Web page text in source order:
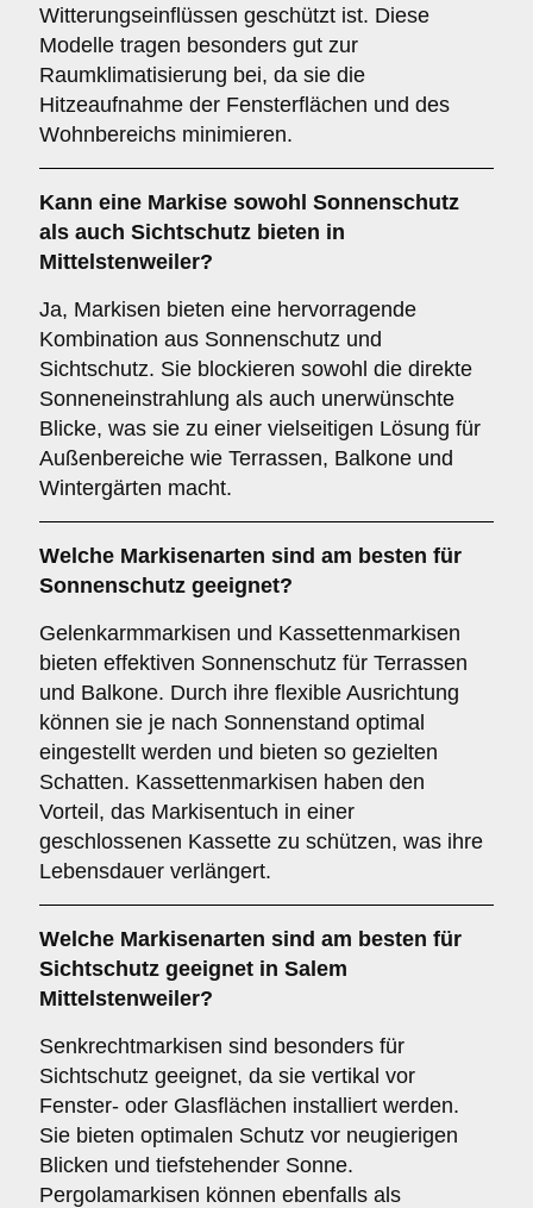
Witterungseinflüssen geschützt ist. Diese
Modelle tragen besonders gut zur
Raumklimatisierung bei, da sie die
Hitzeaufnahme der Fensterflächen und des
Wohnbereichs minimieren.
Kann eine Markise sowohl Sonnenschutz
als auch Sichtschutz bieten in
Mittelstenweiler?
Ja, Markisen bieten eine hervorragende
Kombination aus Sonnenschutz und
Sichtschutz. Sie blockieren sowohl die direkte
Sonneneinstrahlung als auch unerwünschte
Blicke, was sie zu einer vielseitigen Lösung für
Außenbereiche wie Terrassen, Balkone und
Wintergärten macht.
Welche Markisenarten sind am besten für
Sonnenschutz geeignet?
Gelenkarmmarkisen und Kassettenmarkisen
bieten effektiven Sonnenschutz für Terrassen
und Balkone. Durch ihre flexible Ausrichtung
können sie je nach Sonnenstand optimal
eingestellt werden und bieten so gezielten
Schatten. Kassettenmarkisen haben den
Vorteil, das Markisentuch in einer
geschlossenen Kassette zu schützen, was ihre
Lebensdauer verlängert.
Welche Markisenarten sind am besten für
Sichtschutz geeignet in Salem
Mittelstenweiler?
Senkrechtmarkisen sind besonders für
Sichtschutz geeignet, da sie vertikal vor
Fenster- oder Glasflächen installiert werden.
Sie bieten optimalen Schutz vor neugierigen
Blicken und tiefstehender Sonne.
Pergolamarkisen können ebenfalls als